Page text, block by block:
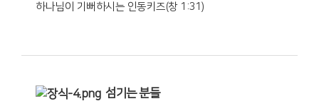
하나님이 기뻐하시는 인동키즈(창 1:31)
섬기는 분들